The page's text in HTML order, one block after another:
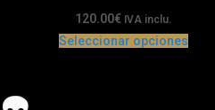
120.00€ IVA inclu.
Seleccionar opciones